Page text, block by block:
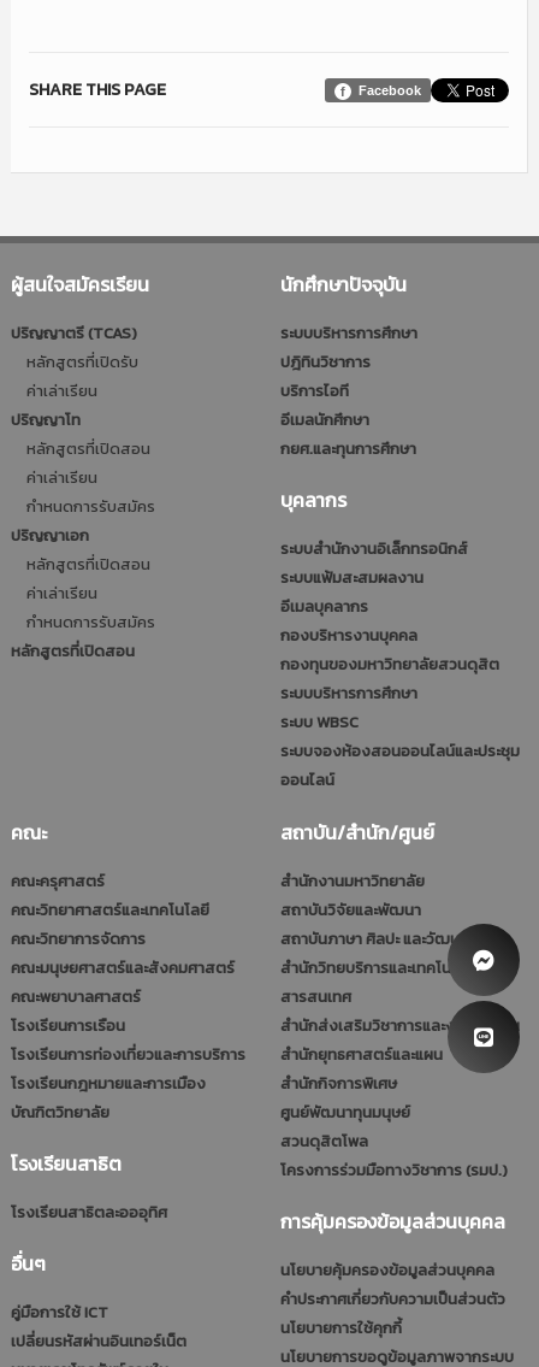
Facebook
SHARE THIS PAGE
ผู้สนใจสมัครเรียน
ปริญญาตรี (TCAS)
หลักสูตรที่เปิดรับ
ค่าเล่าเรียน
ปริญญาโท
หลักสูตรที่เปิดสอน
ค่าเล่าเรียน
กำหนดการรับสมัคร
ปริญญาเอก
หลักสูตรที่เปิดสอน
ค่าเล่าเรียน
กำหนดการรับสมัคร
หลักสูตรที่เปิดสอน
นักศึกษาปัจจุบัน
ระบบบริหารการศึกษา
ปฎิทินวิชาการ
บริการไอที
อีเมลนักศึกษา
กยศ.และทุนการศึกษา
บุคลากร
ระบบสำนักงานอิเล็กทรอนิกส์
ระบบแฟ้มสะสมผลงาน
อีเมลบุคลากร
กองบริหารงานบุคคล
กองทุนของมหาวิทยาลัยสวนดุสิต
ระบบบริหารการศึกษา
ระบบ WBSC
ระบบจองห้องสอนออนไลน์และประชุม
ออนไลน์
คณะ
คณะครุศาสตร์
คณะวิทยาศาสตร์และเทคโนโลยี
คณะวิทยาการจัดการ
คณะมนุษยศาสตร์และสังคมศาสตร์
คณะพยาบาลศาสตร์
โรงเรียนการเรือน
โรงเรียนการท่องเที่ยวและการบริการ
โรงเรียนกฎหมายและการเมือง
บัณฑิตวิทยาลัย
โรงเรียนสาธิต
โรงเรียนสาธิตละอออุทิศ
อื่นๆ
คู่มือการใช้ ICT
เปลี่ยนรหัสผ่านอินเทอร์เน็ต
สถาบัน/สำนัก/ศูนย์
สำนักงานมหาวิทยาลัย
สถาบันวิจัยและพัฒนา
สถาบันภาษา ศิลปะ และวัฒนธรรม
สำนักวิทยบริการและเทคโนโลยี
สารสนเทศ
สำนักส่งเสริมวิชาการและงานทะเบียน
สำนักยุทธศาสตร์และแผน
สำนักกิจการพิเศษ
ศูนย์พัฒนาทุนมนุษย์
สวนดุสิตโพล
โครงการร่วมมือทางวิชาการ (รมป.)
การคุ้มครองข้อมูลส่วนบุคคล
นโยบายคุ้มครองข้อมูลส่วนบุคคล
คำประกาศเกี่ยวกับความเป็นส่วนตัว
นโยบายการใช้คุกกี้
นโยบายการขอดูข้อมูลภาพจากระบบ